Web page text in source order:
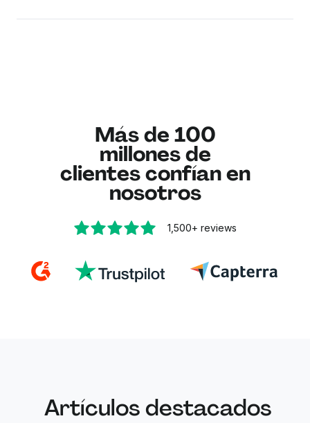
Más de 100
millones de
clientes confían en
nosotros
1,500+ reviews
Artículos destacados